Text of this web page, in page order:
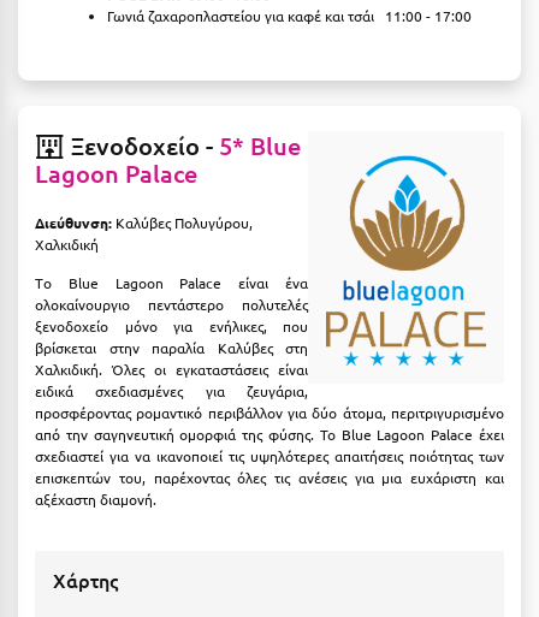
Λεπτοκαρυά
Λήμνος
Λιτόχωρο
Λουτρά Πόζαρ
Λουτρά Υπάτης
Λουτράκι
Λούτσα
Μ
Μαραθώνας Αττικής
Γωνιά ζαχαροπλαστείου για καφέ και τσάι
11:00 - 17:00
Ξενοδοχείο - 5* Blue
Lagoon Palace
Διεύθυνση: Καλύβες Πολυγύρου,
Χαλκιδική
Tο Blue Lagoon Palace είναι ένα
ολοκαίνουργιο πεντάστερο πολυτελές
ξενοδοχείο μόνο για ενήλικες, που
βρίσκεται στην παραλία Καλύβες στη
Χαλκιδική. Όλες οι εγκαταστάσεις είναι
ειδικά σχεδιασμένες για ζευγάρια,
προσφέροντας ρομαντικό περιβάλλον για δύο άτομα, περιτριγυρισμένο
από την σαγηνευτική ομορφιά της φύσης. Το Blue Lagoon Palace έχει
σχεδιαστεί για να ικανοποιεί τις υψηλότερες απαιτήσεις ποιότητας των
επισκεπτών του, παρέχοντας όλες τις ανέσεις για μια ευχάριστη και
αξέχαστη διαμονή.
Χάρτης